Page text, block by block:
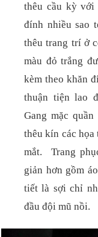
thêu cầu kỳ với
đính nhiều sao
thêu trang trí ở
màu đỏ trắng
kèm theo khăn
thuận tiện lao
Gang mặc
thêu kín các
mắt.
Trang
giản hơn gồm
tiết là sợi chỉ
đầu đội mũ nồi.